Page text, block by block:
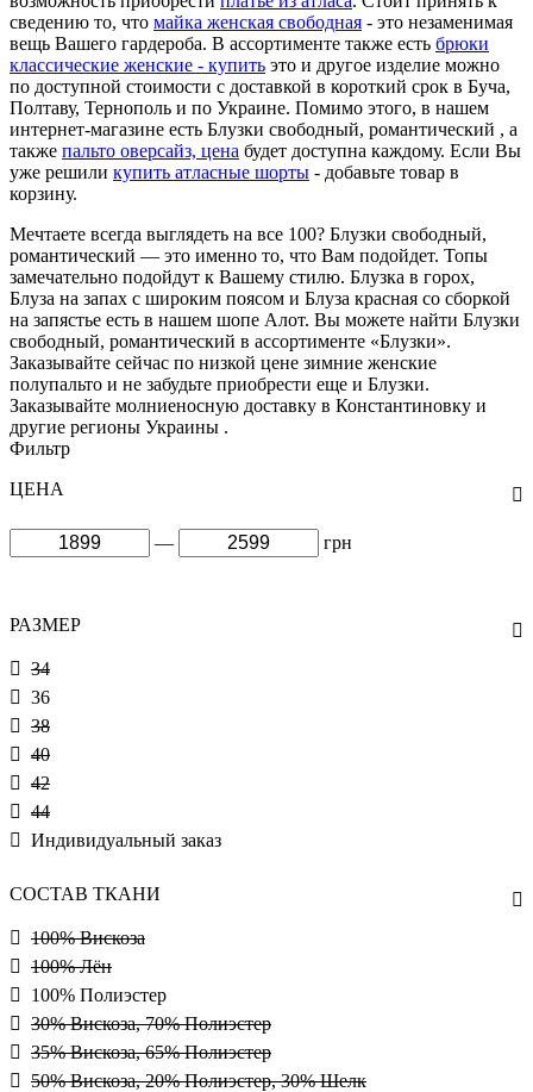
сведению то, что майка женская свободная - это незаменимая
вещь Вашего гардероба. В ассортименте также есть брюки
классические женские - купить это и другое изделие можно
по доступной стоимости с доставкой в короткий срок в Буча,
Полтаву, Тернополь и по Украине. Помимо этого, в нашем
интернет-магазине есть Блузки свободный, романтический , а
также пальто оверсайз, цена будет доступна каждому. Если Вы
уже решили купить атласные шорты - добавьте товар в
корзину.
Мечтаете всегда выглядеть на все 100? Блузки свободный,
романтический — это именно то, что Вам подойдет. Топы
замечательно подойдут к Вашему стилю. Блузка в горох,
Блуза на запах с широким поясом и Блуза красная со сборкой
на запястье есть в нашем шопе Алот. Вы можете найти Блузки
свободный, романтический в ассортименте «Блузки».
Заказывайте сейчас по низкой цене зимние женские
полупальто и не забудьте приобрести еще и Блузки.
Заказывайте молниеносную доставку в Константиновку и
другие регионы Украины .
Фильтр
ЦЕНА
— грн
РАЗМЕР
34
36
38
40
42
44
Индивидуальный заказ
СОСТАВ ТКАНИ
100% Вискоза
100% Лён
100% Полиэстер
30% Вискоза, 70% Полиэстер
35% Вискоза, 65% Полиэстер
50% Вискоза, 20% Полиэстер, 30% Шелк